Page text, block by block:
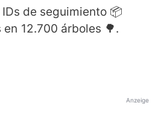
IDs de seguimiento 📦
en 12.700 árboles 🌳.
Anzeige